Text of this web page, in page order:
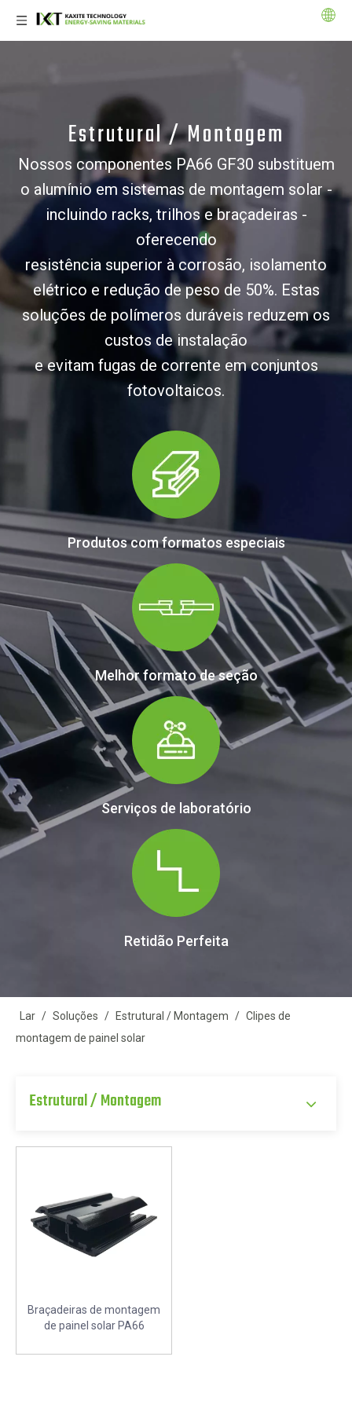
Estrutural / Montagem
Nossos componentes PA66 GF30 substituem
o alumínio em sistemas de montagem solar -
incluindo racks, trilhos e braçadeiras -
oferecendo
resistência superior à corrosão, isolamento
elétrico e redução de peso de 50%. Estas
soluções de polímeros duráveis ​​reduzem os
custos de instalação
e evitam fugas de corrente em conjuntos
fotovoltaicos.
Produtos com formatos especiais
Melhor formato de seção
Serviços de laboratório
Retidão Perfeita
Lar / Soluções / Estrutural / Montagem / Clipes de
montagem de painel solar
Estrutural / Montagem
Braçadeiras de montagem
de painel solar PA66